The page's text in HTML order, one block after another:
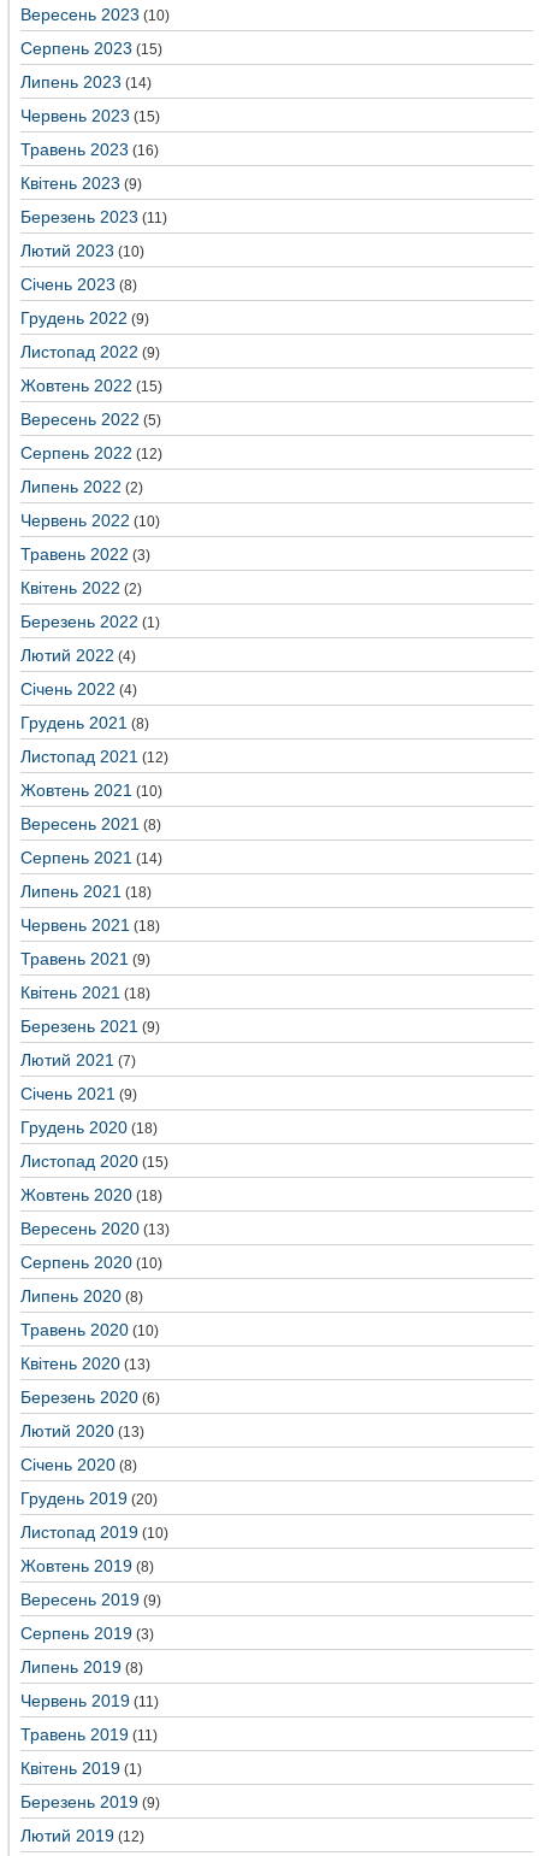
Вересень 2023 (10)
Серпень 2023 (15)
Липень 2023 (14)
Червень 2023 (15)
Травень 2023 (16)
Квітень 2023 (9)
Березень 2023 (11)
Лютий 2023 (10)
Січень 2023 (8)
Грудень 2022 (9)
Листопад 2022 (9)
Жовтень 2022 (15)
Вересень 2022 (5)
Серпень 2022 (12)
Липень 2022 (2)
Червень 2022 (10)
Травень 2022 (3)
Квітень 2022 (2)
Березень 2022 (1)
Лютий 2022 (4)
Січень 2022 (4)
Грудень 2021 (8)
Листопад 2021 (12)
Жовтень 2021 (10)
Вересень 2021 (8)
Серпень 2021 (14)
Липень 2021 (18)
Червень 2021 (18)
Травень 2021 (9)
Квітень 2021 (18)
Березень 2021 (9)
Лютий 2021 (7)
Січень 2021 (9)
Грудень 2020 (18)
Листопад 2020 (15)
Жовтень 2020 (18)
Вересень 2020 (13)
Серпень 2020 (10)
Липень 2020 (8)
Травень 2020 (10)
Квітень 2020 (13)
Березень 2020 (6)
Лютий 2020 (13)
Січень 2020 (8)
Грудень 2019 (20)
Листопад 2019 (10)
Жовтень 2019 (8)
Вересень 2019 (9)
Серпень 2019 (3)
Липень 2019 (8)
Червень 2019 (11)
Травень 2019 (11)
Квітень 2019 (1)
Березень 2019 (9)
Лютий 2019 (12)